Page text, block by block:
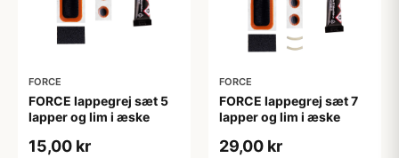
FORCE
FORCE lappegrej sæt 5
lapper og lim i æske
15,00 kr
FORCE
FORCE lappegrej sæt 7
lapper og lim i æske
29,00 kr